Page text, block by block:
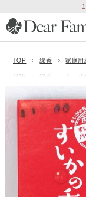
TOP 線香
家庭用
TOP
線香
ミニ